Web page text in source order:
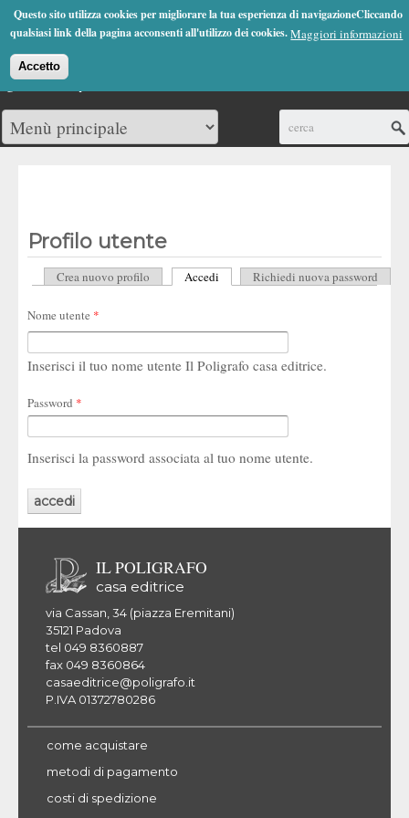
Questo sito utilizza cookies per migliorare la tua esperienza di navigazioneCliccando
qualsiasi link della pagina acconsenti all'utilizzo dei cookies.Maggiori informazioni
Accetto
Jump to Navigation
(0)
Profilo utente
Schede primarie
Crea nuovo profilo Accedi (scheda attiva)
Richiedi nuova password
Nome utente *
Inserisci il tuo nome utente Il Poligrafo casa editrice.
Password *
Inserisci la password associata al tuo nome utente.
IL POLIGRAFO
casa editrice
via Cassan, 34 (piazza Eremitani)
35121 Padova
tel 049 8360887
fax 049 8360864
casaeditrice@poligrafo.it
P.IVA 01372780286
come acquistare
metodi di pagamento
costi di spedizione